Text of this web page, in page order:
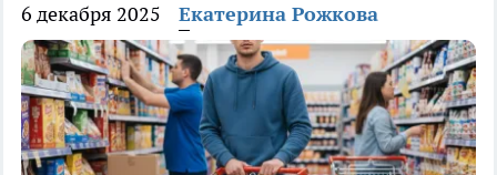
6 декабря 2025 Екатерина Рожкова